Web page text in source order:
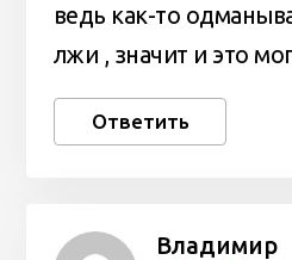
ведь как-то
лжи , значит и это
Ответить
Владимир